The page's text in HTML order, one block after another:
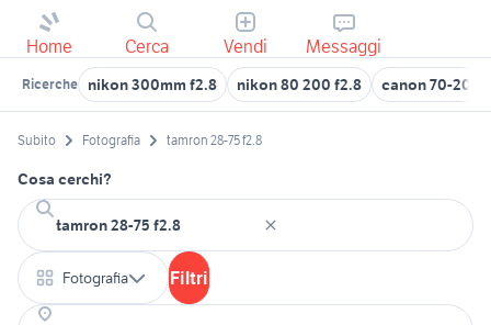
Home Cerca Vendi Messaggi
Ricerche nikon 300mm f2.8 nikon 80 200 f2.8 canon 70-200
Subito Fotografia tamron 28-75 f2.8
Cosa cerchi?
Fotografia Filtri